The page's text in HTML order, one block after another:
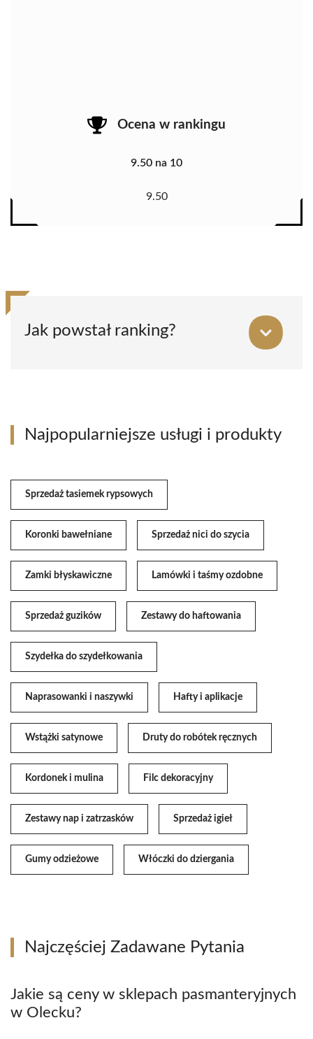
Ocena w rankingu
9.50 na 10
9.50
Jak powstał ranking?
Najpopularniejsze usługi i produkty
Sprzedaż tasiemek rypsowych
Koronki bawełniane Sprzedaż nici do szycia
Zamki błyskawiczne Lamówki i taśmy ozdobne
Sprzedaż guzików Zestawy do haftowania
Szydełka do szydełkowania
Naprasowanki i naszywki Hafty i aplikacje
Wstążki satynowe Druty do robótek ręcznych
Kordonek i mulina Filc dekoracyjny
Zestawy nap i zatrzasków Sprzedaż igieł
Gumy odzieżowe Włóczki do dziergania
Najczęściej Zadawane Pytania
Jakie są ceny w sklepach pasmanteryjnych
w Olecku?